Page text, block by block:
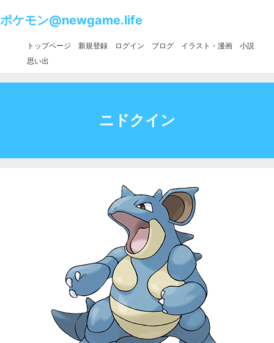
ポケモン@newgame.life
トップページ 新規登録 ログイン ブログ イラスト・漫画
小説
思い出
ニドクイン